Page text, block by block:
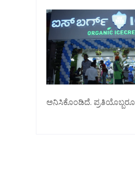
ಅನಿಸಿಕೊಂಡಿದೆ. ಪ್ರತಿಯೊಬ್ಬರೂ